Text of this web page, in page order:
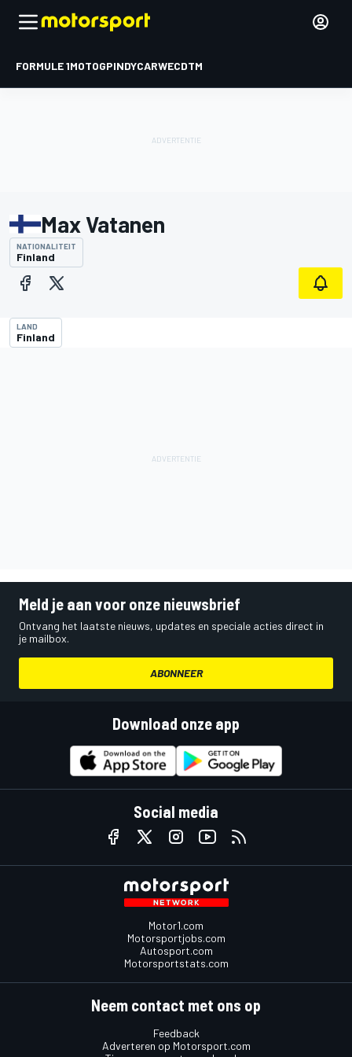
FORMULE 1MOTOGPINDYCARWECDTM
Max Vatanen
NATIONALITEIT
Finland
LAND
Finland
Meld je aan voor onze nieuwsbrief
Ontvang het laatste nieuws, updates en speciale acties direct in
je mailbox.
ABONNEER
Download onze app
Social media
Motor1.com
Motorsportjobs.com
Autosport.com
Motorsportstats.com
Neem contact met ons op
Feedback
Adverteren op Motorsport.com